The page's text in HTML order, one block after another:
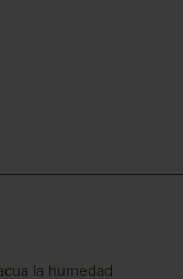
la humedad